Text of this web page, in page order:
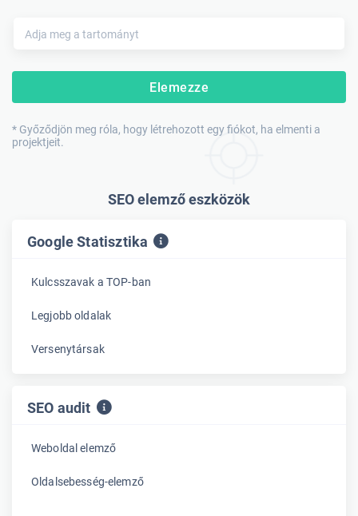
Elemezze
* Győződjön meg róla, hogy létrehozott egy fiókot, ha elmenti a
projektjeit.
SEO elemző eszközök
Google Statisztika
Kulcsszavak a TOP-ban
Legjobb oldalak
Versenytársak
SEO audit
Weboldal elemző
Oldalsebesség-elemző